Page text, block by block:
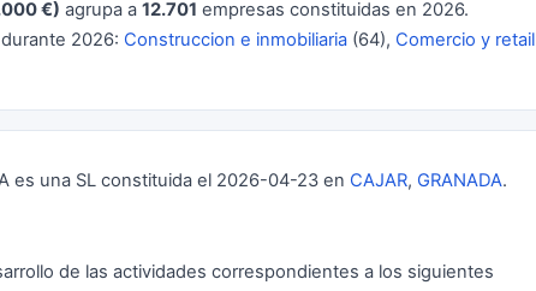
€) agrupa a 12.701 empresas constituidas en 2026.
2026: Construccion e inmobiliaria (64), Comercio y retail
es una SL constituida el 2026-04-23 en CAJAR, GRANADA.
de las actividades correspondientes a los siguientes